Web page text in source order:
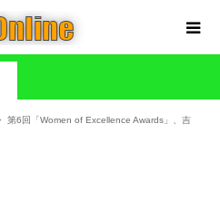
第6回「Women of Excellence Awards」、吉